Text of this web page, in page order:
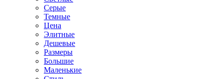
Серые
Темные
Цена
Элитные
Дешевые
Размеры
Большие
Маленькие